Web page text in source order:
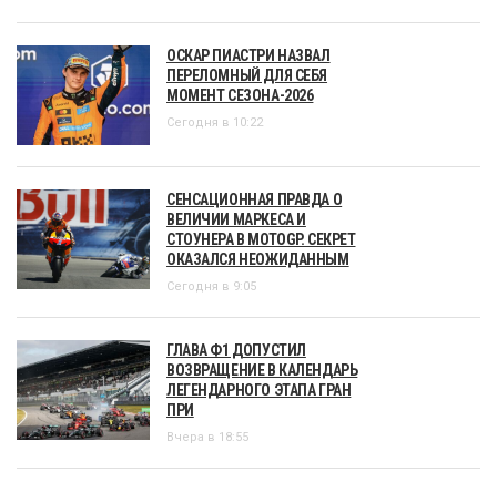
ОСКАР ПИАСТРИ НАЗВАЛ
ПЕРЕЛОМНЫЙ ДЛЯ СЕБЯ
МОМЕНТ СЕЗОНА-2026
Сегодня в 10:22
СЕНСАЦИОННАЯ ПРАВДА О
ВЕЛИЧИИ МАРКЕСА И
СТОУНЕРА В MOTOGP. СЕКРЕТ
ОКАЗАЛСЯ НЕОЖИДАННЫМ
Сегодня в 9:05
ГЛАВА Ф1 ДОПУСТИЛ
ВОЗВРАЩЕНИЕ В КАЛЕНДАРЬ
ЛЕГЕНДАРНОГО ЭТАПА ГРАН
ПРИ
Вчера в 18:55